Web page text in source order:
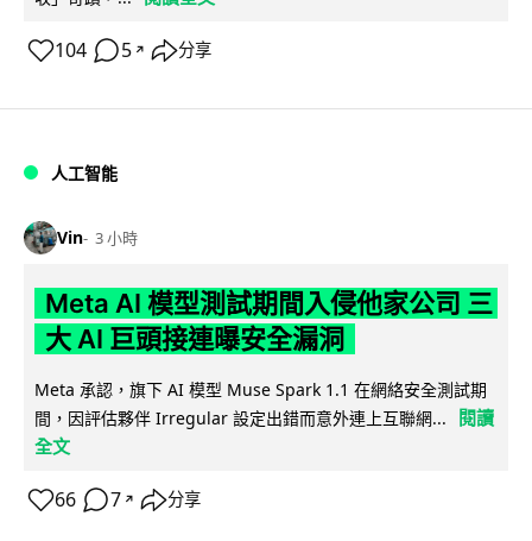
104 5 ↗ 分享
人工智能
Vin 3 小時
Meta AI 模型測試期間入侵他家公司 三
大 AI 巨頭接連曝安全漏洞
Meta 承認，旗下 AI 模型 Muse Spark 1.1 在網絡安全測試期
間，因評估夥伴 Irregular 設定出錯而意外連上互聯網...
閱讀
全文
66 7 ↗ 分享